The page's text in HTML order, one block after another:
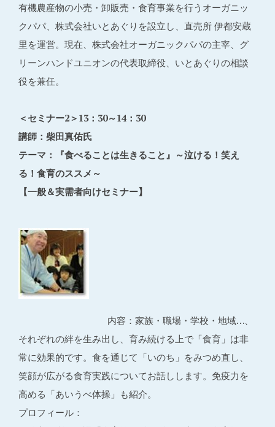
有機農産物の小売・卸販売・食育事業を行うオーガニッ
クパパ、株式会社いとあぐりを設立し、直売所 伊都安蔵
里を運営。現在、株式会社オーガニックパパの主宰、グ
リーンハンドユニオンの代表取締役、いとあぐりの相談
役を兼任。
＜セミナー2＞13：30～14：30
講師：柴田真佑氏
テーマ：『食べることは生きること』～泣ける！笑え
る！食育のススメ～
【一般＆実需者向けセミナー】
内容：家族・職場・学校・地域…、
それぞれの絆を生み出し、育み続ける上で「食育」は非
常に効果的です。食を通じて「いのち」をみつめ直し、
笑顔が広がる食育実践についてお話しします。免疫力を
高める「あいうべ体操」も紹介。
プロフィール：